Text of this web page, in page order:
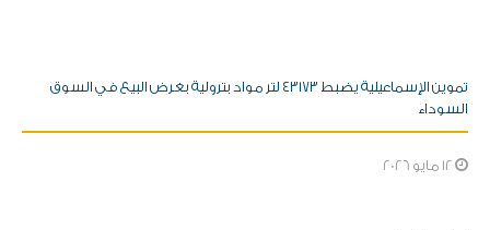
تموين الإسماعيلية يضبط ٤٣١٧٣ لتر مواد بترولية بغرض البيع في السوق
السوداء